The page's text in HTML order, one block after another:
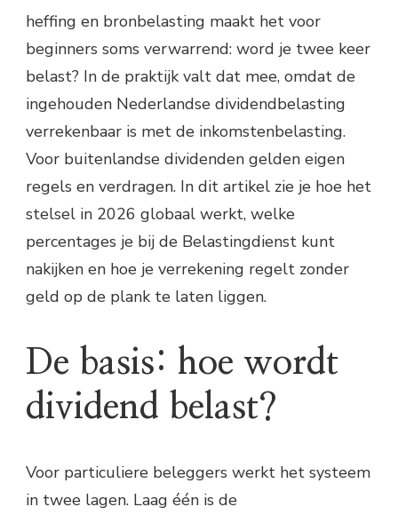
heffing en bronbelasting maakt het voor
beginners soms verwarrend: word je twee keer
belast? In de praktijk valt dat mee, omdat de
ingehouden Nederlandse dividendbelasting
verrekenbaar is met de inkomstenbelasting.
Voor buitenlandse dividenden gelden eigen
regels en verdragen. In dit artikel zie je hoe het
stelsel in 2026 globaal werkt, welke
percentages je bij de Belastingdienst kunt
nakijken en hoe je verrekening regelt zonder
geld op de plank te laten liggen.
De basis: hoe wordt
dividend belast?
Voor particuliere beleggers werkt het systeem
in twee lagen. Laag één is de